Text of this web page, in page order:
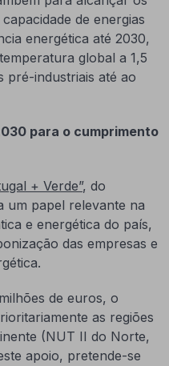
de energias
energética até 2030,
global a 1,5
pré-industriais até ao
para o cumprimento
+ Verde”, do
um papel relevante na
e energética do país,
das empresas e
de euros, o
as regiões
(NUT II do Norte,
apoio, pretende-se